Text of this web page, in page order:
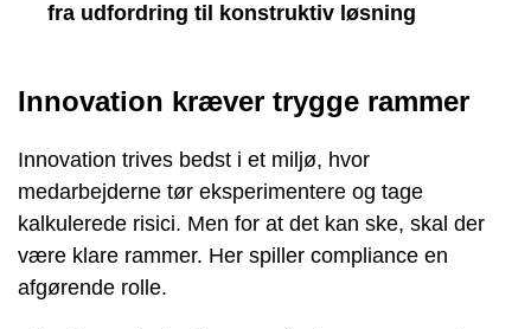
fra udfordring til konstruktiv løsning
Innovation kræver trygge rammer
Innovation trives bedst i et miljø, hvor
medarbejderne tør eksperimentere og tage
kalkulerede risici. Men for at det kan ske, skal der
være klare rammer. Her spiller compliance en
afgørende rolle.